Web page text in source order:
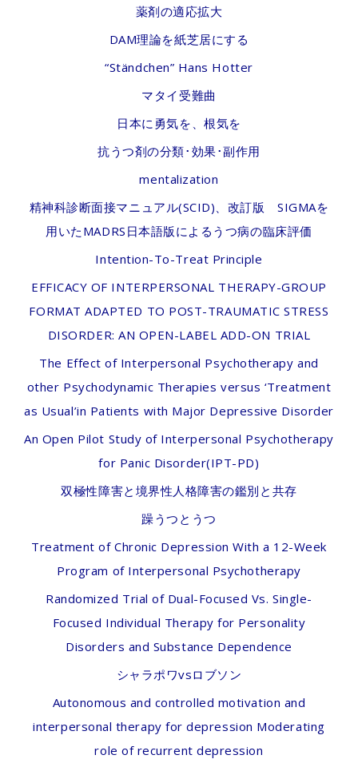
薬剤の適応拡大
DAM理論を紙芝居にする
“Ständchen” Hans Hotter
マタイ受難曲
日本に勇気を、根気を
抗うつ剤の分類･効果･副作用
mentalization
精神科診断面接マニュアル(SCID)、改訂版 SIGMAを
用いたMADRS日本語版によるうつ病の臨床評価
Intention-To-Treat Principle
EFFICACY OF INTERPERSONAL THERAPY-GROUP
FORMAT ADAPTED TO POST-TRAUMATIC STRESS
DISORDER: AN OPEN-LABEL ADD-ON TRIAL
The Effect of Interpersonal Psychotherapy and
other Psychodynamic Therapies versus ‘Treatment
as Usual’in Patients with Major Depressive Disorder
An Open Pilot Study of Interpersonal Psychotherapy
for Panic Disorder(IPT-PD)
双極性障害と境界性人格障害の鑑別と共存
躁うつとうつ
Treatment of Chronic Depression With a 12-Week
Program of Interpersonal Psychotherapy
Randomized Trial of Dual-Focused Vs. Single-
Focused Individual Therapy for Personality
Disorders and Substance Dependence
シャラポワvsロブソン
Autonomous and controlled motivation and
interpersonal therapy for depression Moderating
role of recurrent depression